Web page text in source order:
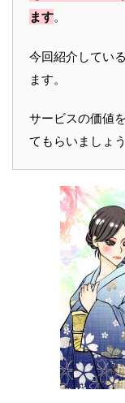
ます。
今回紹介してい
ます。
サービスの価値
てもらいましょう